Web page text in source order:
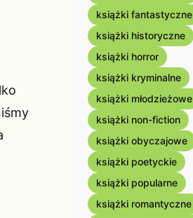
książki fantastyczne
książki historyczne
książki horror
książki kryminalne
książki młodzieżowe
książki non-fiction
książki obyczajowe
książki poetyckie
książki popularne
książki romantyczne